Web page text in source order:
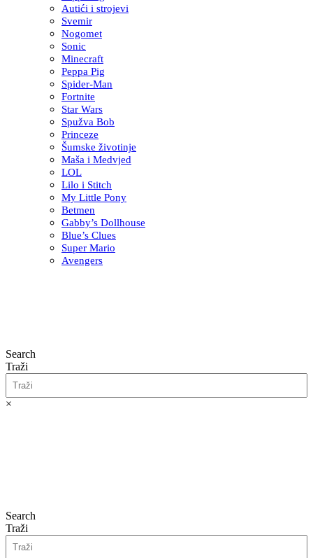
Autići i strojevi
Svemir
Nogomet
Sonic
Minecraft
Peppa Pig
Spider-Man
Fortnite
Star Wars
Spužva Bob
Princeze
Šumske životinje
Maša i Medvjed
LOL
Lilo i Stitch
My Little Pony
Betmen
Gabby’s Dollhouse
Blue’s Clues
Super Mario
Avengers
Search
Traži
×
Search
Traži